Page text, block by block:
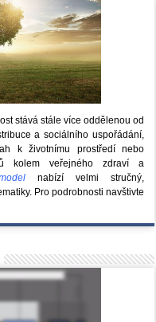
stává stále více oddělenou od
a sociálního uspořádání,
k životnímu prostředí nebo
kolem veřejného zdraví a
nabízí velmi stručný,
Pro podrobnosti navštivte